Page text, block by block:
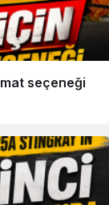
seçeneği